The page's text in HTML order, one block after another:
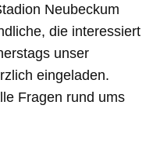
Neubeckum
die interessiert
unser
eingeladen.
Fragen rund ums